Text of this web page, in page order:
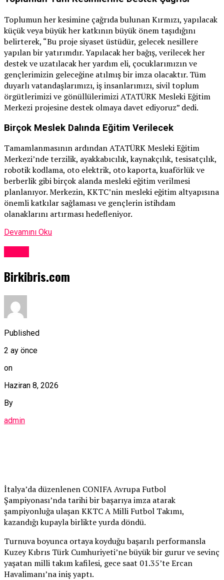
Toplumun her kesimine çağrıda bulunan Kırmızı, yapılacak
küçük veya büyük her katkının büyük önem taşıdığını
belirterek, “Bu proje siyaset üstüdür, gelecek nesillere
yapılan bir yatırımdır. Yapılacak her bağış, verilecek her
destek ve uzatılacak her yardım eli, çocuklarımızın ve
gençlerimizin geleceğine atılmış bir imza olacaktır. Tüm
duyarlı vatandaşlarımızı, iş insanlarımızı, sivil toplum
örgütlerimizi ve gönüllülerimizi ATATÜRK Mesleki Eğitim
Merkezi projesine destek olmaya davet ediyoruz” dedi.
Birçok Meslek Dalında Eğitim Verilecek
Tamamlanmasının ardından ATATÜRK Mesleki Eğitim
Merkezi’nde terzilik, ayakkabıcılık, kaynakçılık, tesisatçılık,
robotik kodlama, oto elektrik, oto kaporta, kuaförlük ve
berberlik gibi birçok alanda mesleki eğitim verilmesi
planlanıyor. Merkezin, KKTC’nin mesleki eğitim altyapısına
önemli katkılar sağlaması ve gençlerin istihdam
olanaklarını artırması hedefleniyor.
Devamını Oku
Birkibris.com
Published
2 ay önce
on
Haziran 8, 2026
By
admin
İtalya’da düzenlenen CONIFA Avrupa Futbol
Şampiyonası’nda tarihi bir başarıya imza atarak
şampiyonluğa ulaşan KKTC A Milli Futbol Takımı,
kazandığı kupayla birlikte yurda döndü.
Turnuva boyunca ortaya koyduğu başarılı performansla
Kuzey Kıbrıs Türk Cumhuriyeti’ne büyük bir gurur ve sevinç
yaşatan milli takım kafilesi, gece saat 01.35’te Ercan
Havalimanı’na iniş yaptı.